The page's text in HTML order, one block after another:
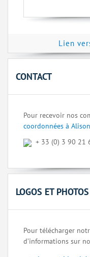
Lien
CONTACT
Pour recevoir nos
coordonnées à
+ 33 (0) 3 90 21
LOGOS ET PHOTOS
Pour télécharger
d’informations sur